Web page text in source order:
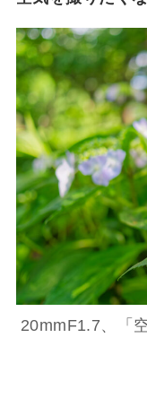
20mmF1.7、「